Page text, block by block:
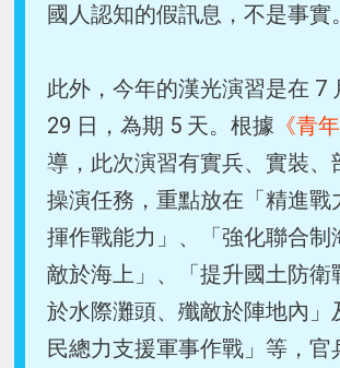
國人認知的假訊息，不是事實。
此外，今年的漢光演習是在 7
29 日，為期 5 天。根據 《青
導，此次演習有實兵、實裝、
操演任務，重點放在「精進戰
揮作戰能力」、「強化聯合制
敵於海上」、「提升國土防衛
於水際灘頭、殲敵於陣地內」
民總力支援軍事作戰」等，官